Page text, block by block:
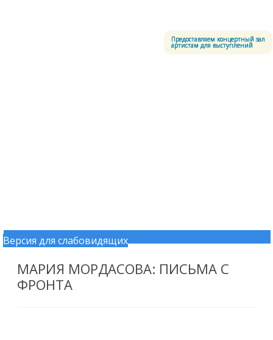
Версия для слабовидящих
Предоставляем концертный зал
артистам для выступлений
Перейти к содержимому
МАРИЯ МОРДАСОВА: ПИСЬМА С
ФРОНТА